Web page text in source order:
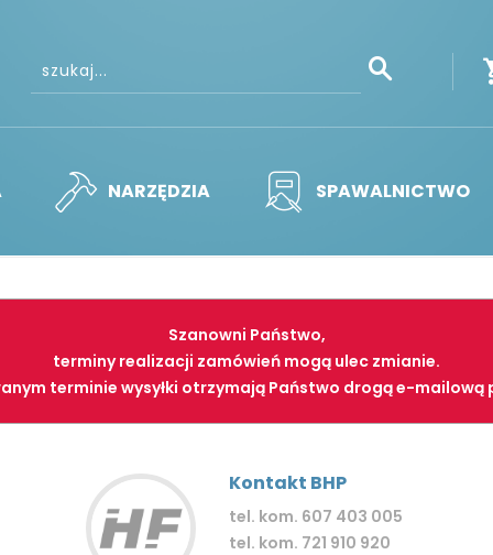
NARZĘDZIA SPAWALNICTWO
Szanowni Państwo,
terminy realizacji zamówień mogą ulec zmianie.
terminie wysyłki otrzymają Państwo drogą e-mailową
Kontakt BHP
tel. kom. 607 403 005
tel. kom. 721 910 920